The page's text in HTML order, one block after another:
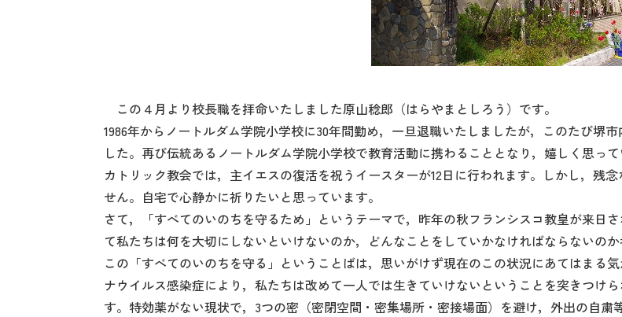
この４月より校長職を拝命いたしました原山稔郎（はらやまとしろう）です。
1986年からノートルダム学院小学校に30年間勤め，一旦退職いたしましたが，このたび堺
した。再び伝統あるノートルダム学院小学校で教育活動に携わることとなり，嬉しく思って
カトリック教会では，主イエスの復活を祝うイースターが12日に行われます。しかし，残
せん。自宅で心静かに祈りたいと思っています。
さて，「すべてのいのちを守るため」というテーマで，昨年の秋フランシスコ教皇が来日
て私たちは何を大切にしないといけないのか，どんなことをしていかなければならないの
この「すべてのいのちを守る」ということばは，思いがけず現在のこの状況にあてはまる
ナウイルス感染症により，私たちは改めて一人では生きていけないということを突きつけ
す。特効薬がない現状で，3つの密（密閉空間・密集場所・密接場面）を避け，外出の自